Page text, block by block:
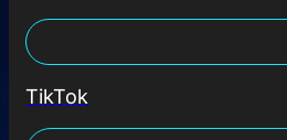
TikTok